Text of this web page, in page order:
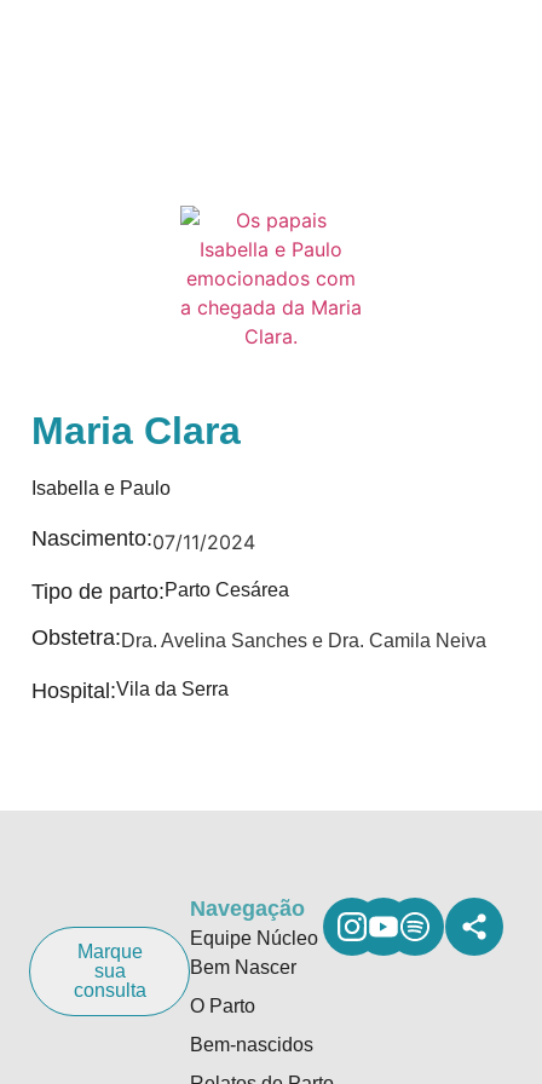
Maria Clara
Isabella e Paulo
Nascimento:07/11/2024
Tipo de parto:Parto Cesárea
Obstetra:Dra. Avelina Sanches e Dra. Camila Neiva
Hospital:Vila da Serra
Marque
sua
consulta
Navegação
Equipe Núcleo
Bem Nascer
O Parto
Bem-nascidos